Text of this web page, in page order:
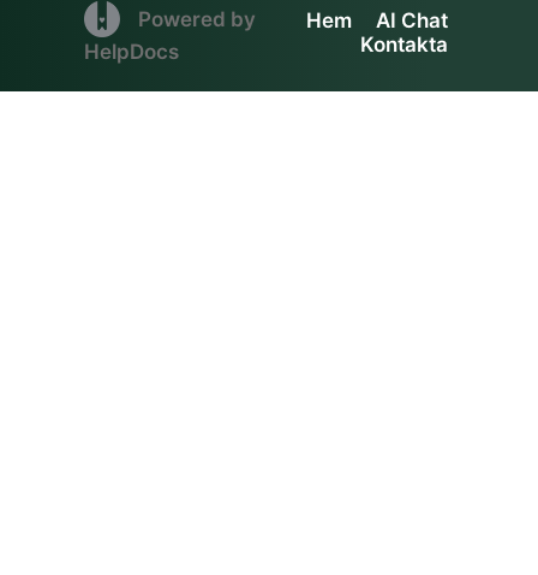
(opens in a new tab)
Powered by
HelpDocs (opens in a new tab)
Hem
AI Chat
Kontakta